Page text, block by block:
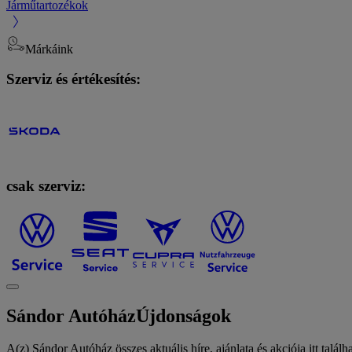
Járműtartozékok
Márkáink
Szerviz és értékesítés:
csak szerviz:
Sándor AutóházÚjdonságok
A(z) Sándor Autóház összes aktuális híre, ajánlata és akciója itt